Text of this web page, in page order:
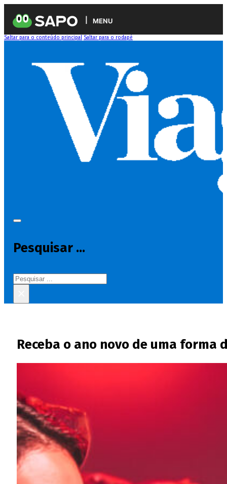
MENU
Saltar para o conteúdo principal Saltar para o rodapé
Pesquisar ...
Pesquisar
Receba o ano novo de uma